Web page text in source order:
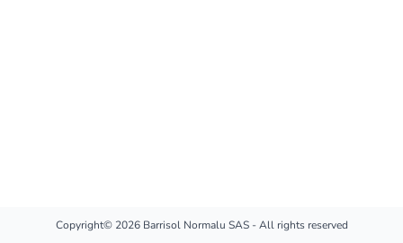
Copyright© 2026 Barrisol Normalu SAS - All rights reserved